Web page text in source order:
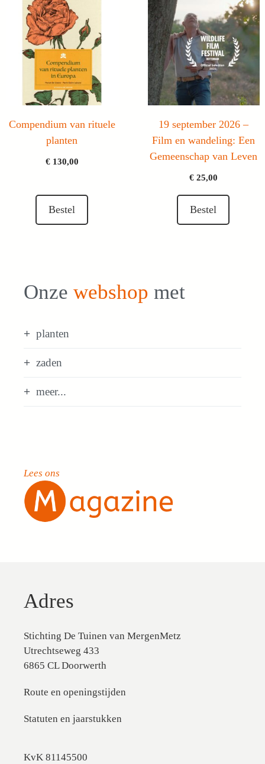
Compendium van rituele
planten
€130,00
Bestel
19 september 2026 –
Film en wandeling: Een
Gemeenschap van Leven
€25,00
Bestel
Onze webshop met
planten
zaden
meer...
Lees ons
Adres
Stichting De Tuinen van MergenMetz
Utrechtseweg 433
6865 CL Doorwerth
Route en openingstijden
Statuten en jaarstukken
KvK 81145500